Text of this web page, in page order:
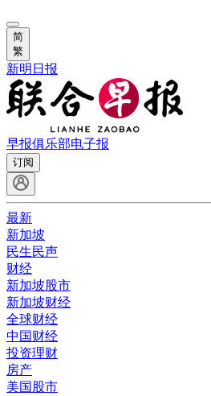
简
繁
新明日报
早报俱乐部电子报
订阅
最新
新加坡
民生民声
财经
新加坡股市
新加坡财经
全球财经
中国财经
投资理财
房产
美国股市